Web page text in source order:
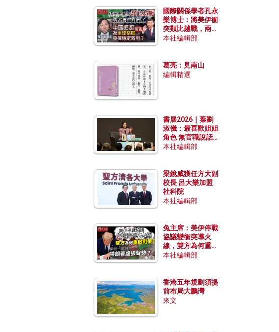
國際關係學者孔永
樂博士：將美伊衝
突類比越戰，兩者
有何異同？中國崛
本社編輯部
葛亮：見南山
編輯精選
書展2026｜葉劉
淑儀：最喜歡姐姐
角色 無官職說話
包袱少
本社編輯部
梁鏡威獲任方大副
校長 呂大樂加盟
社科院
本社編輯部
兔主席：美伊停戰
協議變衝突導火
線，雙方為何重啟
戰爭？伊朗一早洞
本社編輯部
香港五年規劃須提
前布局大鵬灣
來文